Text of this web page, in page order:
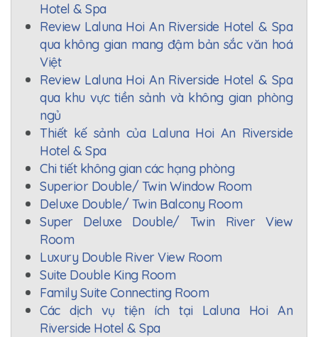
Hotel & Spa
Review Laluna Hoi An Riverside Hotel & Spa
qua không gian mang đậm bản sắc văn hoá
Việt
Review Laluna Hoi An Riverside Hotel & Spa
qua khu vực tiền sảnh và không gian phòng
ngủ
Thiết kế sảnh của Laluna Hoi An Riverside
Hotel & Spa
Chi tiết không gian các hạng phòng
Superior Double/ Twin Window Room
Deluxe Double/ Twin Balcony Room
Super Deluxe Double/ Twin River View
Room
Luxury Double River View Room
Suite Double King Room
Family Suite Connecting Room
Các dịch vụ tiện ích tại Laluna Hoi An
Riverside Hotel & Spa